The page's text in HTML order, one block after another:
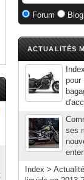
Forum
ACTUALITÉS
pour
ses
Index >